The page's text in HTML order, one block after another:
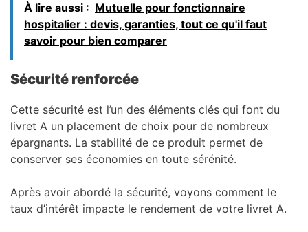
À lire aussi : Mutuelle pour fonctionnaire
hospitalier : devis, garanties, tout ce qu'il faut
savoir pour bien comparer
Sécurité renforcée
Cette sécurité est l’un des éléments clés qui font du
livret A un placement de choix pour de nombreux
épargnants. La stabilité de ce produit permet de
conserver ses économies en toute sérénité.
Après avoir abordé la sécurité, voyons comment le
taux d’intérêt impacte le rendement de votre livret A.